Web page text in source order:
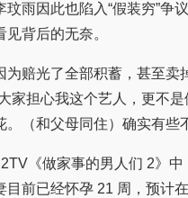
雨因此也陷入“假装穷”争
背后的无奈。
赔光了全部积蓄，甚至卖
家担心我这个艺人，更不
（和父母同住）确实有些
《做家事的男人们 2》中
目前已经怀孕 21 周，预计